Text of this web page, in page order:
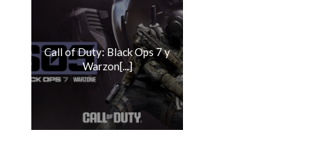
Call of Duty: Black Ops 7 y
Warzon[...]